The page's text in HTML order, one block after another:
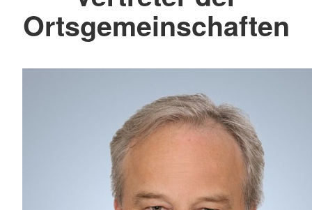
Ortsgemeinschaften